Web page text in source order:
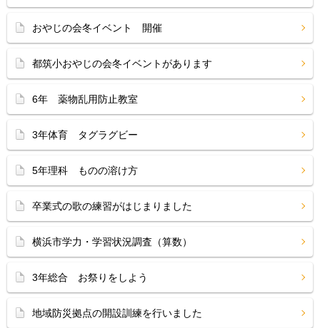
おやじの会冬イベント 開催
都筑小おやじの会冬イベントがあります
6年 薬物乱用防止教室
3年体育 タグラグビー
5年理科 ものの溶け方
卒業式の歌の練習がはじまりました
横浜市学力・学習状況調査（算数）
3年総合 お祭りをしよう
地域防災拠点の開設訓練を行いました